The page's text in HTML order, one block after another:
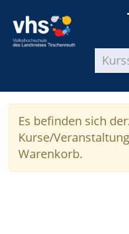
Es befinden sich
Kurse/
Warenkorb.